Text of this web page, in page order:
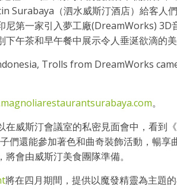
Surabaya（泗水威斯汀酒店）給客人
尼第一家引入夢工廠(DreamWorks) 3D
午茶和早午餐中展示令人垂涎欲滴的
Trolls from DreamWorks
。
在威斯汀會議室的私密見面會中，看到
們還能參加著色和曲奇裝飾活動，暢享
會由威斯汀美食團隊準備。
將在四月期間，提供以魔發精靈為主題